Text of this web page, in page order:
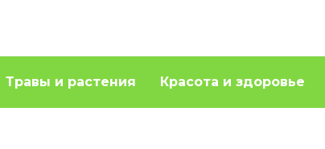
Травы и растения Красота и здоровье